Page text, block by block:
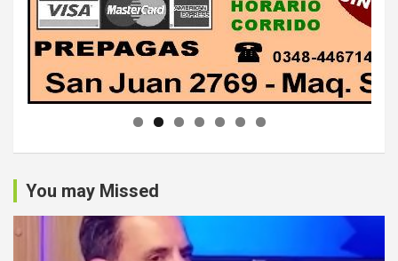
You may Missed